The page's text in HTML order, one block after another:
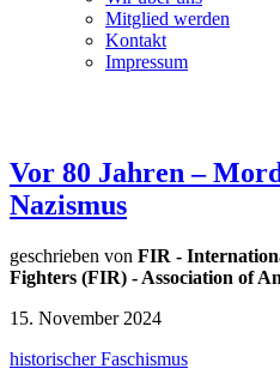
Mitglied werden
Kontakt
Impressum
Vor 80 Jahren –
Nazismus
geschrieben von FIR -
Fighters (FIR) - Association of
15. November 2024
historischer Faschismus